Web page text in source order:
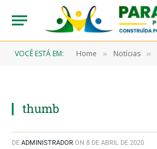
VOCÊ ESTÁ EM: Home » Notícias »
thumb
DE ADMINISTRADOR ON 8 DE ABRIL DE 2020